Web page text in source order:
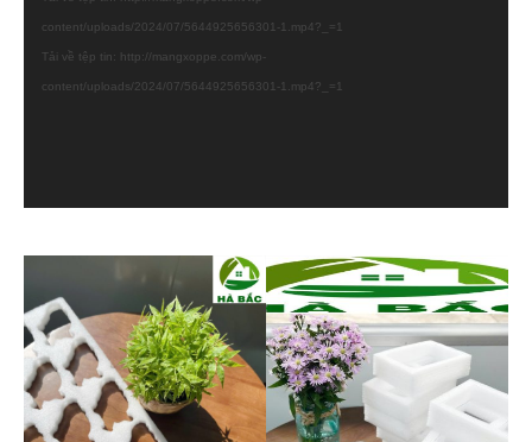
Video
content/uploads/2024/07/5644925656301-1.mp4?_=1
Tải về tệp tin: http://mangxoppe.com/wp-
content/uploads/2024/07/5644925656301-1.mp4?_=1